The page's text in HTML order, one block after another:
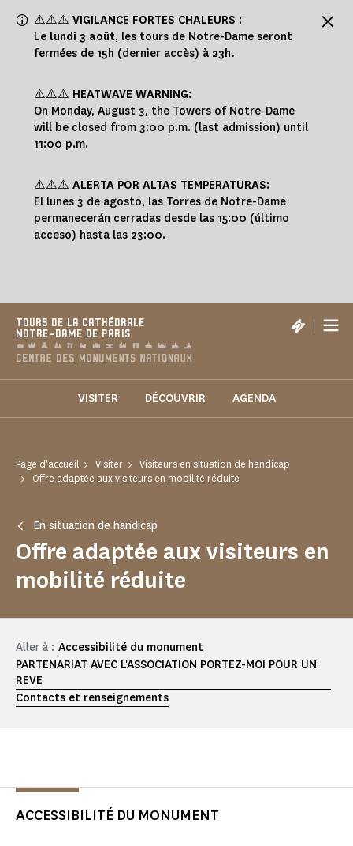
⚠️⚠️⚠️ VIGILANCE FORTES CHALEURS :
Le lundi 3 août, les tours de Notre-Dame seront
fermées de 15h (dernier accès) à 23h.
⚠️⚠️⚠️ HEATWAVE WARNING:
On Monday, August 3, the Towers of Notre-Dame
will be closed from 3:00 p.m. (last admission) until
11:00 p.m.
⚠️⚠️⚠️ ALERTA POR ALTAS TEMPERATURAS:
El lunes 3 de agosto, las Torres de Notre-Dame
permanecerán cerradas desde las 15:00 (último
acceso) hasta las 23:00.
TOURS DE LA CATHÉDRALE
NOTRE-DAME DE PARIS
|
VISITER DÉCOUVRIR AGENDA
Page d'accueil Visiter
Visiteurs en situation de handicap
Offre adaptée aux visiteurs en mobilité réduite
En situation de handicap
Offre adaptée aux visiteurs en
mobilité réduite
Aller à : Accessibilité du monument
PARTENARIAT AVEC L'ASSOCIATION PORTEZ-MOI POUR UN
REVE
Contacts et renseignements
ACCESSIBILITÉ DU MONUMENT